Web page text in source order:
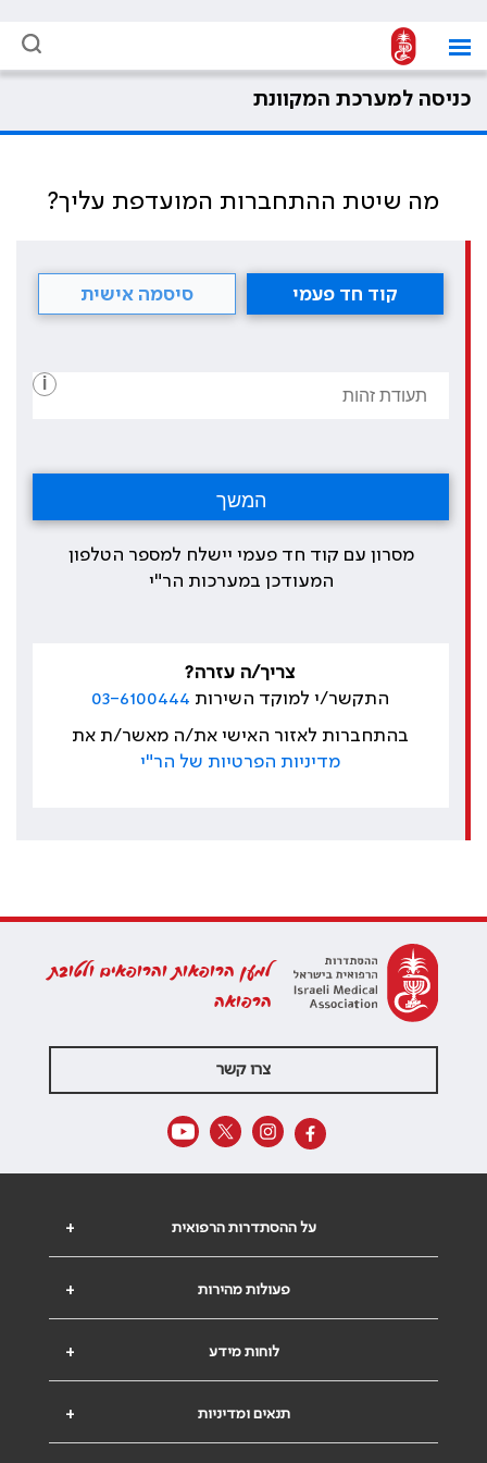
כניסה למערכת המקוונת
מה שיטת ההתחברות המועדפת עליך?
קוד חד פעמי סיסמה אישית
i
מסרון עם קוד חד פעמי יישלח למספר הטלפון
המעודכן במערכות הר"י
צריך/ה עזרה?
התקשר/י למוקד השירות 03-6100444
בהתחברות לאזור האישי את/ה מאשר/ת את
מדיניות הפרטיות של הר"י
למען הרופאות והרופאים ולטובת
הרפואה
צרו קשר
+ על ההסתדרות הרפואית
+ פעולות מהירות
+ לוחות מידע
+ תנאים ומדיניות